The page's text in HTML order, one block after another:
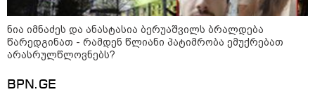
ნია იმნაძეს და ანასტასია ბერუაშვილს ბრალდება
წარედგინათ - რამდენ წლიანი პატიმრობა ემუქრებათ
არასრულწლოვნებს?
BPN.GE